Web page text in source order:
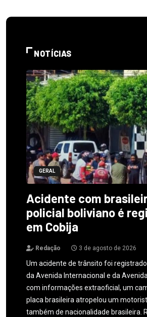
NOTÍCIAS
GERAL
Acidente com
policial boliviano é
em Cobija
Redação 3 de agosto de 2026
Um acidente de trânsito foi
da Avenida Internacional e da
com informações extraoficial, um
placa brasileira atropelou um
também de nacionalidade brasileira.